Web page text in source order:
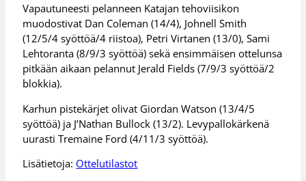
Vapautuneesti pelanneen Katajan tehoviisikon
muodostivat Dan Coleman (14/4), Johnell Smith
(12/5/4 syöttöä/4 riistoa), Petri Virtanen (13/0), Sami
Lehtoranta (8/9/3 syöttöä) sekä ensimmäisen ottelunsa
pitkään aikaan pelannut Jerald Fields (7/9/3 syöttöä/2
blokkia).
Karhun pistekärjet olivat Giordan Watson (13/4/5
syöttöä) ja J’Nathan Bullock (13/2). Levypallokärkenä
uurasti Tremaine Ford (4/11/3 syöttöä).
Lisätietoja: Ottelutilastot